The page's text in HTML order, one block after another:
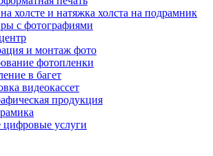
холсте и натяжка холста на подрамник
с фотографиями
и монтаж фото
фотопленки
в багет
видеокассет
продукция
услуги